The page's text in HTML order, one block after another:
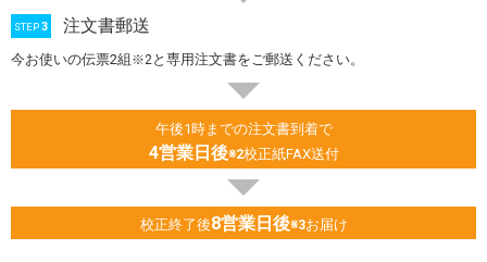
STEP3 注文書郵送
今お使いの伝票2組 ※2と専用注文書をご郵送ください。
午後1時までの注文書到着で
4営業日後※2校正紙FAX送付
校正終了後8営業日後※3お届け